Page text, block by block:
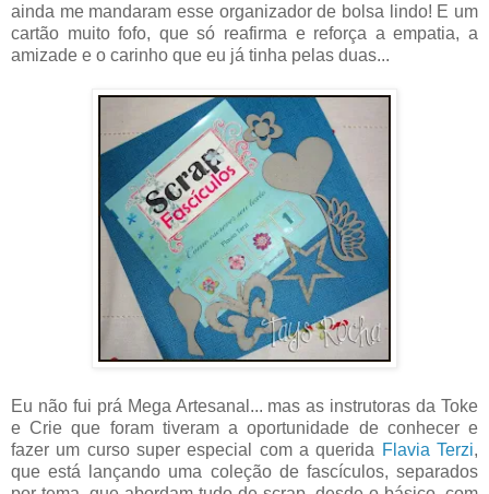
ainda me mandaram esse organizador de bolsa lindo! E um
cartão muito fofo, que só reafirma e reforça a empatia, a
amizade e o carinho que eu já tinha pelas duas...
Eu não fui prá Mega Artesanal... mas as instrutoras da Toke
e Crie que foram tiveram a oportunidade de conhecer e
fazer um curso super especial com a querida Flavia Terzi,
que está lançando uma coleção de fascículos, separados